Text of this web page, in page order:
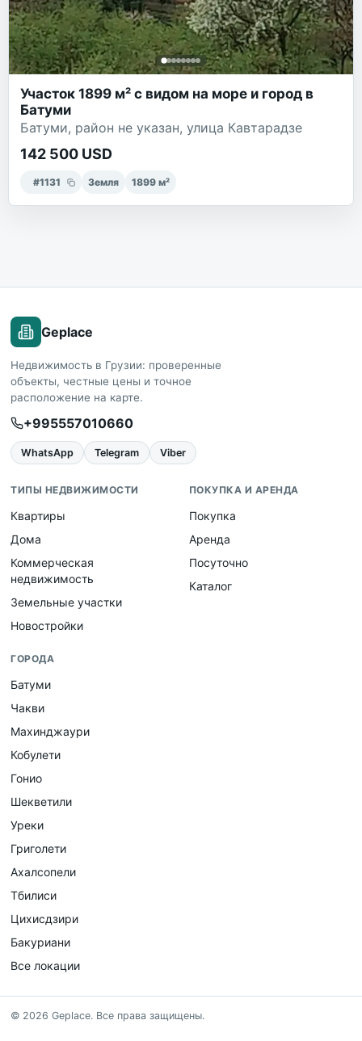
Участок 1899 м² с видом на море и город в
Батуми
Батуми, район не указан, улица Кавтарадзе
142 500 USD
#1131 Земля 1899 м²
Geplace
Недвижимость в Грузии: проверенные
объекты, честные цены и точное
расположение на карте.
+995557010660
WhatsApp Telegram Viber
ТИПЫ НЕДВИЖИМОСТИ
Квартиры
Дома
Коммерческая
недвижимость
Земельные участки
Новостройки
ПОКУПКА И АРЕНДА
Покупка
Аренда
Посуточно
Каталог
ГОРОДА
Батуми
Чакви
Махинджаури
Кобулети
Гонио
Шекветили
Уреки
Григолети
Ахалсопели
Тбилиси
Цихисдзири
Бакуриани
Все локации
© 2026 Geplace. Все права защищены.